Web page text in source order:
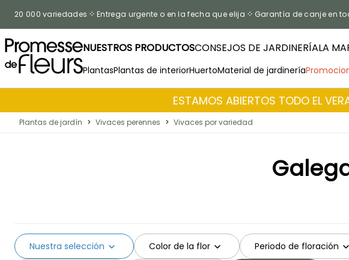
20 000 variedades Entrega urgente o en la fecha que elija Garantía de canje en
NUESTROS PRODUCTOSCONSEJOS DE JARDINERÍALA
PlantasPlantas de interiorHuertoMaterial de jardinería
ESTAMOS ABIERTOS TODO EL
Plantas de jardín > Vivaces perennes > Vivaces por variedad
Color de la flor Periodo de floración
Nuestra selección